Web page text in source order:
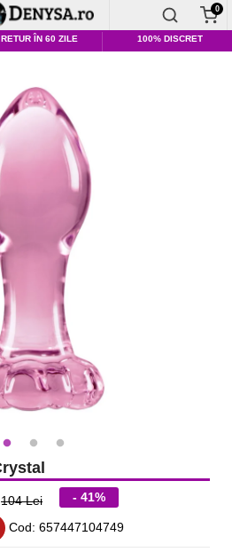
0
RETUR ÎN 60 ZILE 100% DISCRET
104 Lei - 41%
Cod: 657447104749